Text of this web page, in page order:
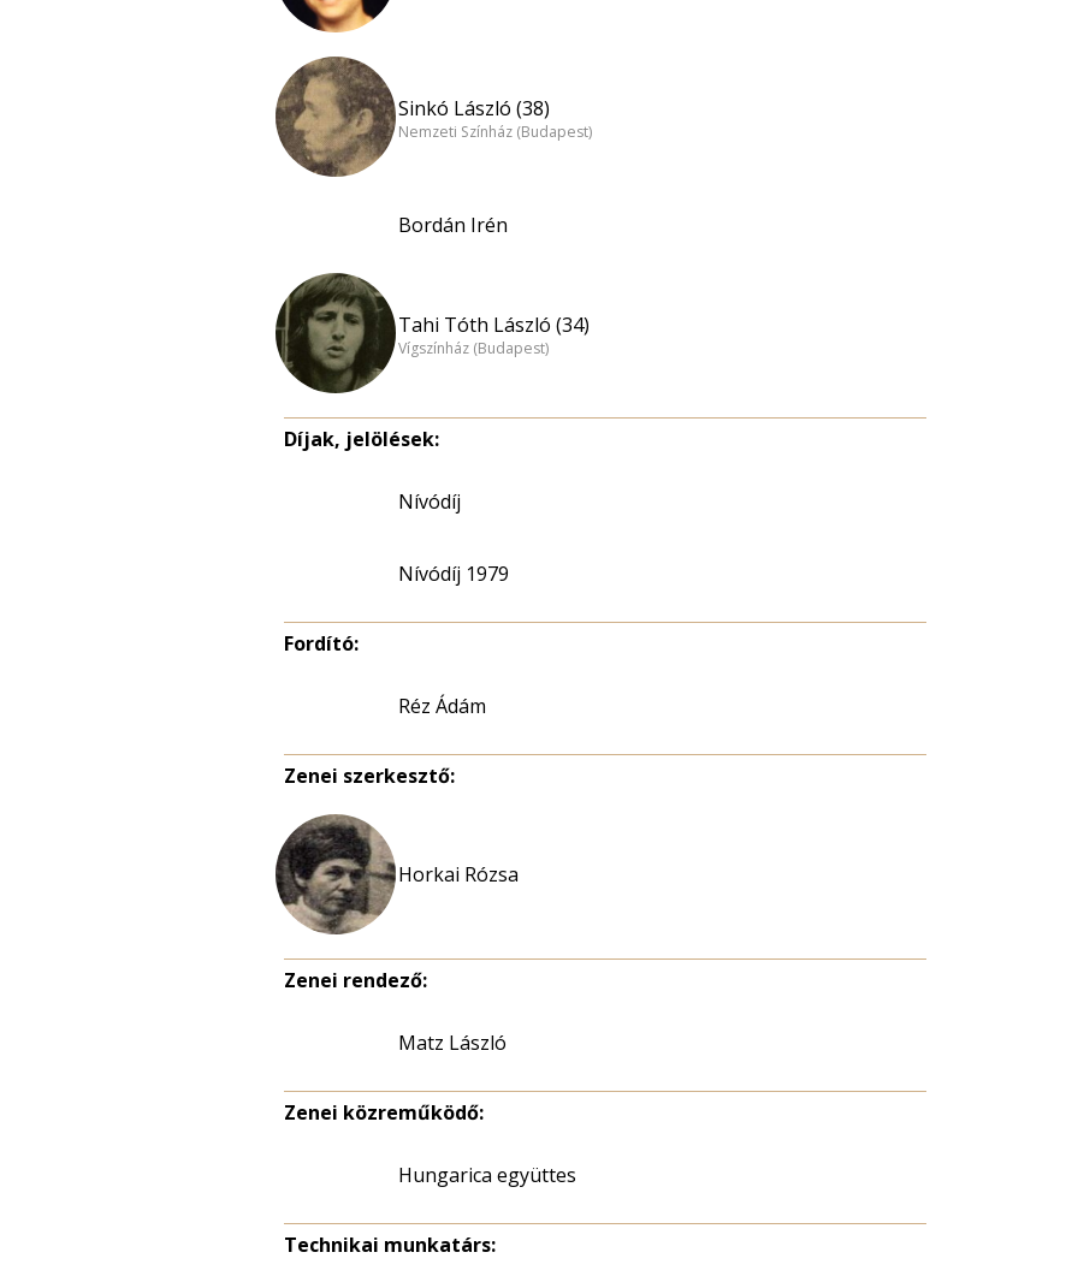
Sinkó László (38)
Nemzeti Színház (Budapest)
Bordán Irén
Tahi Tóth László (34)
Vígszínház (Budapest)
Díjak, jelölések:
Nívódíj
Nívódíj 1979
Fordító:
Réz Ádám
Zenei szerkesztő:
Horkai Rózsa
Zenei rendező:
Matz László
Zenei közreműködő:
Hungarica együttes
Technikai munkatárs: